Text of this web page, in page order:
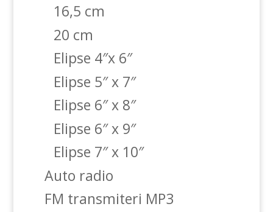
16,5 cm
20 cm
Elipse 4″x 6″
Elipse 5″ x 7″
Elipse 6″ x 8″
Elipse 6″ x 9″
Elipse 7″ x 10″
Auto radio
FM transmiteri MP3